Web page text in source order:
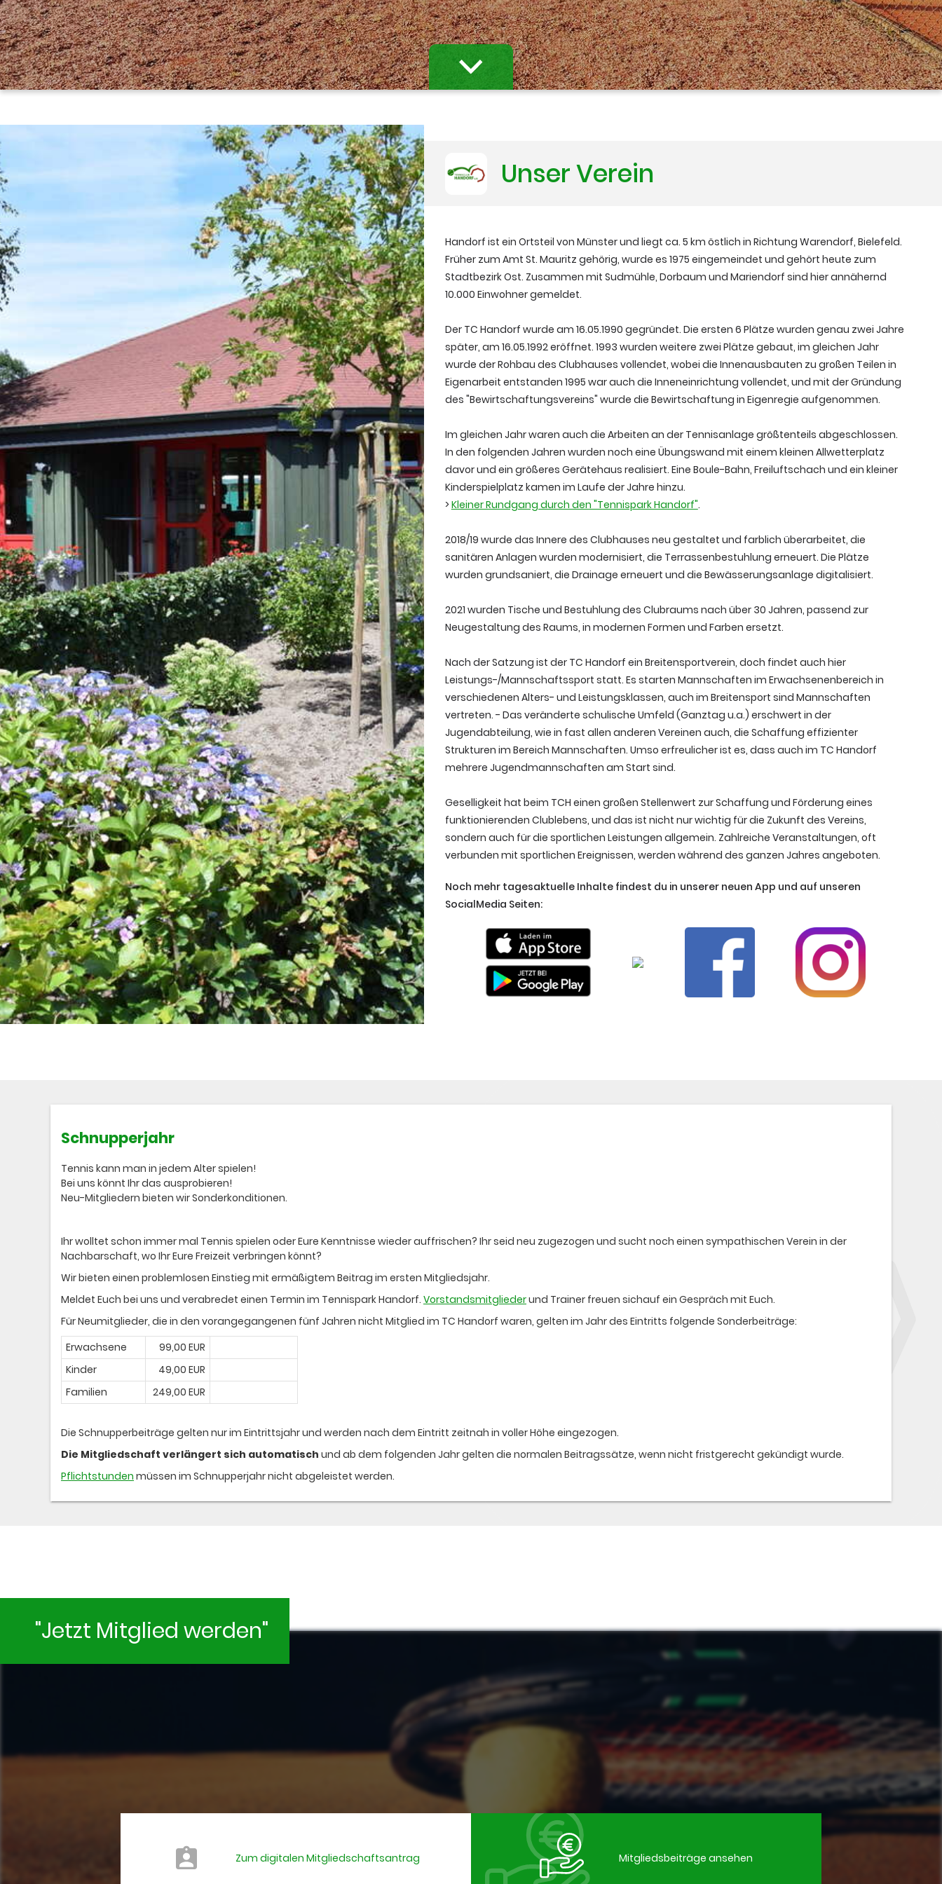
Unser Verein
Handorf ist ein Ortsteil von Münster und liegt ca. 5 km östlich in Richtung Warendorf, Bielefeld.
Früher zum Amt St. Mauritz gehörig, wurde es 1975 eingemeindet und gehört heute zum
Stadtbezirk Ost. Zusammen mit Sudmühle, Dorbaum und Mariendorf sind hier annähernd
10.000 Einwohner gemeldet.
Der TC Handorf wurde am 16.05.1990 gegründet. Die ersten 6 Plätze wurden genau zwei Jahre
später, am 16.05.1992 eröffnet. 1993 wurden weitere zwei Plätze gebaut, im gleichen Jahr
wurde der Rohbau des Clubhauses vollendet, wobei die Innenausbauten zu großen Teilen in
Eigenarbeit entstanden 1995 war auch die Inneneinrichtung vollendet, und mit der Gründung
des "Bewirtschaftungsvereins" wurde die Bewirtschaftung in Eigenregie aufgenommen.
Im gleichen Jahr waren auch die Arbeiten an der Tennisanlage größtenteils abgeschlossen.
In den folgenden Jahren wurden noch eine Übungswand mit einem kleinen Allwetterplatz
davor und ein größeres Gerätehaus realisiert. Eine Boule-Bahn, Freiluftschach und ein kleiner
Kinderspielplatz kamen im Laufe der Jahre hinzu.
>Kleiner Rundgang durch den "Tennispark Handorf".
2018/19 wurde das Innere des Clubhauses neu gestaltet und farblich überarbeitet, die
sanitären Anlagen wurden modernisiert, die Terrassenbestuhlung erneuert. Die Plätze
wurden grundsaniert, die Drainage erneuert und die Bewässerungsanlage digitalisiert.
2021 wurden Tische und Bestuhlung des Clubraums nach über 30 Jahren, passend zur
Neugestaltung des Raums, in modernen Formen und Farben ersetzt.
Nach der Satzung ist der TC Handorf ein Breitensportverein, doch findet auch hier
Leistungs-/Mannschaftssport statt. Es starten Mannschaften im Erwachsenenbereich in
verschiedenen Alters- und Leistungsklassen, auch im Breitensport sind Mannschaften
vertreten. - Das veränderte schulische Umfeld (Ganztag u.a.) erschwert in der
Jugendabteilung, wie in fast allen anderen Vereinen auch, die Schaffung effizienter
Strukturen im Bereich Mannschaften. Umso erfreulicher ist es, dass auch im TC Handorf
mehrere Jugendmannschaften am Start sind.
Geselligkeit hat beim TCH einen großen Stellenwert zur Schaffung und Förderung eines
funktionierenden Clublebens, und das ist nicht nur wichtig für die Zukunft des Vereins,
sondern auch für die sportlichen Leistungen allgemein. Zahlreiche Veranstaltungen, oft
verbunden mit sportlichen Ereignissen, werden während des ganzen Jahres angeboten.
Noch mehr tagesaktuelle Inhalte findest du in unserer neuen App und auf unseren
SocialMedia Seiten:
Schnupperjahr
Tennis kann man in jedem Alter spielen!
Bei uns könnt Ihr das ausprobieren!
Neu-Mitgliedern bieten wir Sonderkonditionen.
Ihr wolltet schon immer mal Tennis spielen oder Eure Kenntnisse wieder auffrischen? Ihr seid neu zugezogen und sucht noch einen sympathischen Verein in der
Nachbarschaft, wo Ihr Eure Freizeit verbringen könnt?
Wir bieten einen problemlosen Einstieg mit ermäßigtem Beitrag im ersten Mitgliedsjahr.
Meldet Euch bei uns und verabredet einen Termin im Tennispark Handorf. Vorstandsmitgliederund Trainer freuen sichauf ein Gespräch mit Euch.
Für Neumitglieder, die in den vorangegangenen fünf Jahren nicht Mitglied im TC Handorf waren, gelten im Jahr des Eintritts folgende Sonderbeiträge:
Erwachsene
99,00 EUR
Kinder
49,00 EUR
Familien
249,00 EUR
Die Schnupperbeiträge gelten nur im Eintrittsjahr und werden nach dem Eintritt zeitnah in voller Höhe eingezogen.
Die Mitgliedschaft verlängert sich automatisch und ab dem folgenden Jahr gelten die normalen Beitragssätze, wenn nicht fristgerecht gekündigt wurde.
Pflichtstunden müssen im Schnupperjahr nicht abgeleistet werden.
"Jetzt Mitglied werden"
Zum digitalen Mitgliedschaftsantrag Mitgliedsbeiträge ansehen